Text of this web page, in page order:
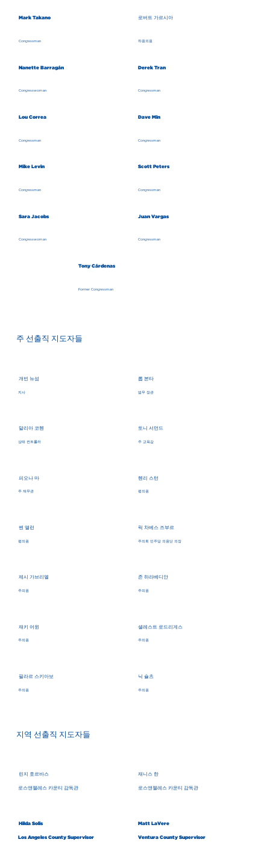
Mark Takano
Congressman
로버트 가르시아
하원의원
Nanette Barragán
Congresswoman
Derek Tran
Congressman
Lou Correa
Congressman
Dave Min
Congressman
Mike Levin
Congressman
Scott Peters
Congressman
Sara Jacobs
Congresswoman
Juan Vargas
Congressman
Tony Cárdenas
Former Congressman
주 선출직 지도자들
개빈 뉴섬
지사
롭 본타
법무 장관
말리아 코헨
상태 컨트롤러
토니 서먼드
주 교육감
피오나 마
주 재무관
헨리 스턴
평의원
벤 앨런
평의원
릭 차베스 즈부르
주의회 민주당 의원단 의장
제시 가브리엘
주의원
존 하라베디안
주의원
재키 어윈
주의원
셀레스트 로드리게스
주의원
필라르 스키아보
주의원
닉 슐츠
주의원
지역 선출직 지도자들
린지 호르바스
로스앤젤레스 카운티 감독관
재니스 한
로스앤젤레스 카운티 감독관
Hilda Solis
Los Angeles County Supervisor
Matt LaVere
Ventura County Supervisor